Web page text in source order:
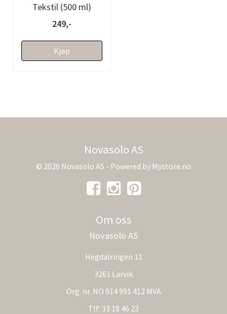
Tekstil (500 ml)
249,-
Kjøp
Novasolo AS
© 2026 Novasolo AS - Powered by Mystore.no
Om oss
Novasolo AS
Hegdalringen 11
3261 Larvik
Org. nr. NO 914 991 412 MVA
Tlf: 33 18 46 23